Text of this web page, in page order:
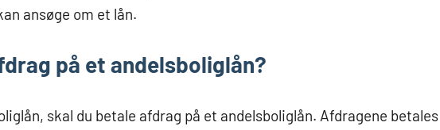
ansøge om et lån.
på et andelsboliglån?
skal du betale afdrag på et andelsboliglån. Afdragene betales